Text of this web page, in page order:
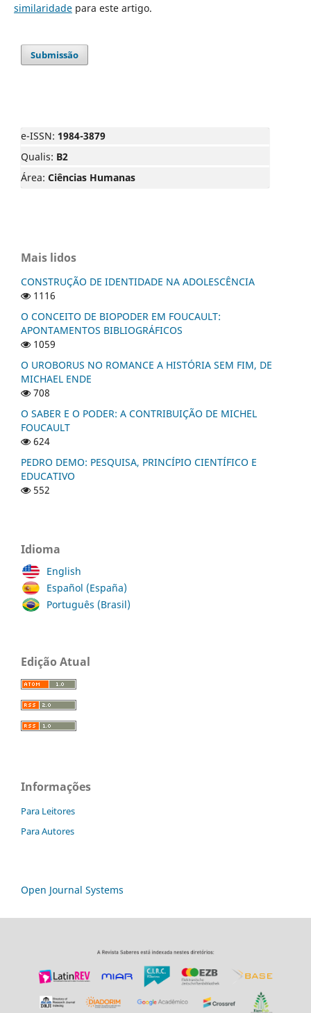
similaridadepara este artigo.
Submissão
e-ISSN: 1984-3879
Qualis: B2
Área: Ciências Humanas
Mais lidos
CONSTRUÇÃO DE IDENTIDADE NA ADOLESCÊNCIA
1116
O CONCEITO DE BIOPODER EM FOUCAULT:
APONTAMENTOS BIBLIOGRÁFICOS
1059
O UROBORUS NO ROMANCE A HISTÓRIA SEM FIM, DE
MICHAEL ENDE
708
O SABER E O PODER: A CONTRIBUIÇÃO DE MICHEL
FOUCAULT
624
PEDRO DEMO: PESQUISA, PRINCÍPIO CIENTÍFICO E
EDUCATIVO
552
Idioma
English
Español (España)
Português (Brasil)
Edição Atual
Informações
Para Leitores
Para Autores
Open Journal Systems